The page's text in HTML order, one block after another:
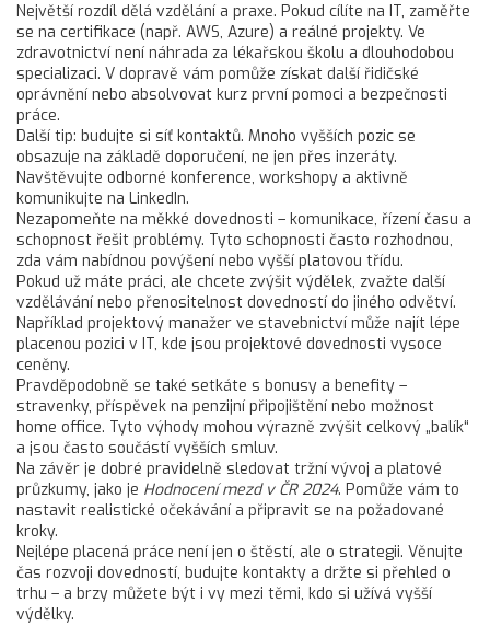
Největší rozdíl dělá vzdělání a praxe. Pokud cílíte na IT, zaměřte
se na certifikace (např. AWS, Azure) a reálné projekty. Ve
zdravotnictví není náhrada za lékařskou školu a dlouhodobou
specializaci. V dopravě vám pomůže získat další řidičské
oprávnění nebo absolvovat kurz první pomoci a bezpečnosti
práce.
Další tip: budujte si síť kontaktů. Mnoho vyšších pozic se
obsazuje na základě doporučení, ne jen přes inzeráty.
Navštěvujte odborné konference, workshopy a aktivně
komunikujte na LinkedIn.
Nezapomeňte na měkké dovednosti – komunikace, řízení času a
schopnost řešit problémy. Tyto schopnosti často rozhodnou,
zda vám nabídnou povýšení nebo vyšší platovou třídu.
Pokud už máte práci, ale chcete zvýšit výdělek, zvažte další
vzdělávání nebo přenositelnost dovedností do jiného odvětví.
Například projektový manažer ve stavebnictví může najít lépe
placenou pozici v IT, kde jsou projektové dovednosti vysoce
ceněny.
Pravděpodobně se také setkáte s bonusy a benefity –
stravenky, příspěvek na penzijní připojištění nebo možnost
home office. Tyto výhody mohou výrazně zvýšit celkový „balík“
a jsou často součástí vyšších smluv.
Na závěr je dobré pravidelně sledovat tržní vývoj a platové
průzkumy, jako je Hodnocení mezd v ČR 2024. Pomůže vám to
nastavit realistické očekávání a připravit se na požadované
kroky.
Nejlépe placená práce není jen o štěstí, ale o strategii. Věnujte
čas rozvoji dovedností, budujte kontakty a držte si přehled o
trhu – a brzy můžete být i vy mezi těmi, kdo si užívá vyšší
výdělky.